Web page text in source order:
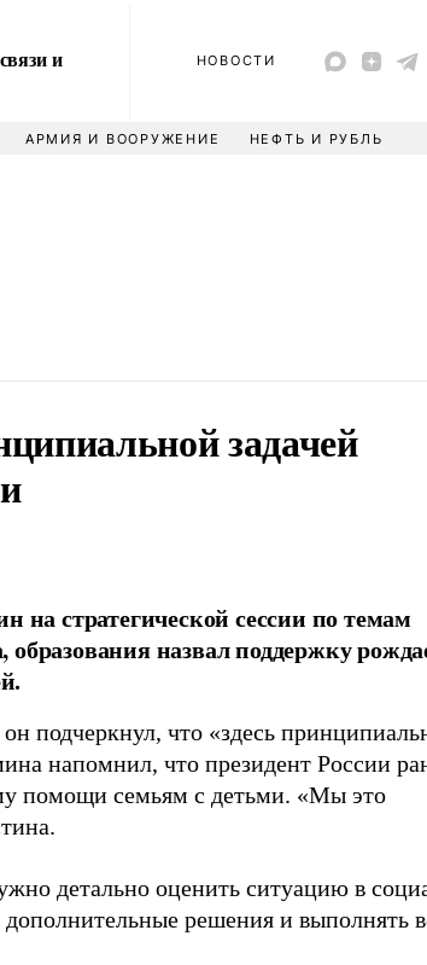
и
НОВОСТИ
АРМИЯ И ВООРУЖЕНИЕ НЕФТЬ И РУБЛЬ
задачей
стратегической сессии по темам
назвал поддержку
подчеркнул, что «здесь
напомнил, что президент России
помощи семьям с детьми. «Мы это
детально оценить ситуацию в
решения и выполнять